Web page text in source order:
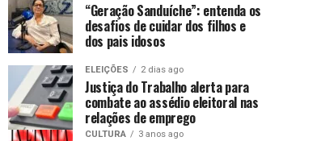
“Geração Sanduíche”: entenda os
desafios de cuidar dos filhos e
dos pais idosos
ELEIÇÕES 2 dias ago
Justiça do Trabalho alerta para
combate ao assédio eleitoral nas
relações de emprego
CULTURA 3 anos ago